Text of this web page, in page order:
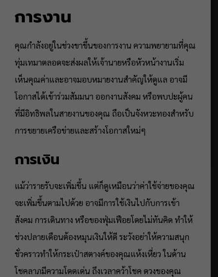
การงาน
คุณกำลังอยู่ในช่วงขาขึ้นของการงาน ความพยายามที่คุณ
ทุ่มเทมาตลอดจะส่งผลให้เจ้านายหรือหัวหน้างานเริ่ม
เห็นคุณค่าและอาจมอบหมายงานสำคัญให้ดูแล อาจมี
โอกาสได้เข้าร่วมสัมมนา ออกงานสังคม หรือพบปะผู้คน
ที่มีอิทธิพลในสายงานของคุณ ถือเป็นจังหวะทองสำหรับ
การขยายเครือข่ายและสร้างโอกาสใหม่ๆ
การเงิน
แม้ว่ารายรับจะเพิ่มขึ้น แต่ก็ดูเหมือนว่าค่าใช้จ่ายของคุณ
จะเพิ่มขึ้นตามไปด้วย อาจมีการใช้เงินไปกับการเข้า
สังคม การเดินทาง หรือของฟุ่มเฟือยโดยไม่ทันคิด ทำให้
ช่วงปลายเดือนต้องหมุนเงินให้ดี ระวังอย่าให้ความสนุก
ชั่วคราวทำให้กระเป๋าสตางค์ของคุณแห้งเหี่ยว ในด้าน
โชคลาภมีความโดดเด่น ถึงเวลาคว้าโชค ดวงของคุณ